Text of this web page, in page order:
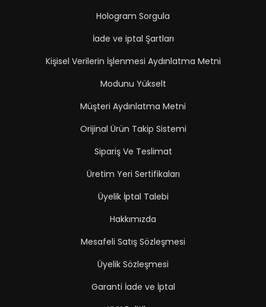
Hologram Sorgula
İade ve iptal Şartları
Kişisel Verilerin İşlenmesi Aydınlatma Metni
Modunu Yükselt
Müşteri Aydınlatma Metni
Orijinal Ürün Takip Sistemi
Sipariş Ve Teslimat
Üretim Yeri Sertifikaları
Üyelik İptal Talebi
Hakkımızda
Mesafeli Satış Sözleşmesi
Üyelik Sözleşmesi
Garanti İade ve İptal